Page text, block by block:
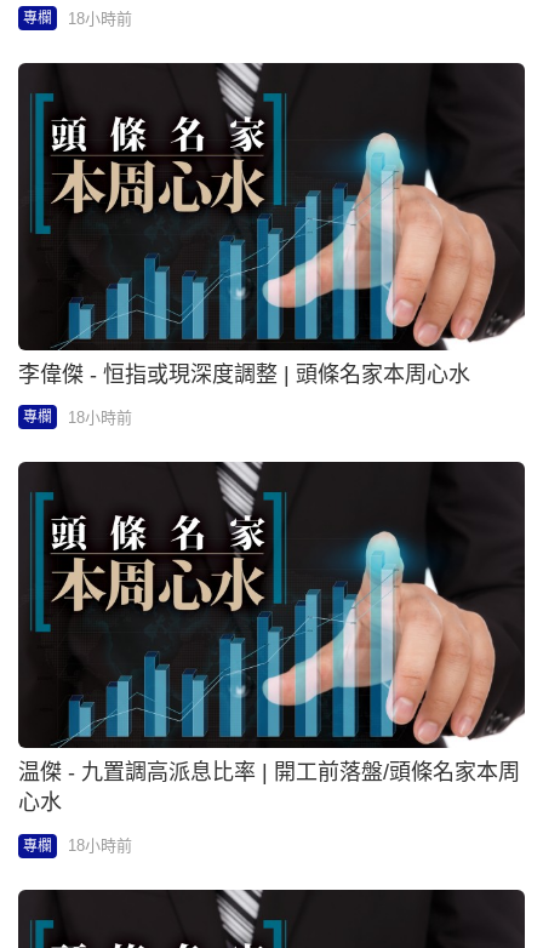
專欄 18小時前
李偉傑 - 恒指或現深度調整 | 頭條名家本周心水
專欄 18小時前
温傑 - 九置調高派息比率 | 開工前落盤/頭條名家本周
心水
專欄 18小時前